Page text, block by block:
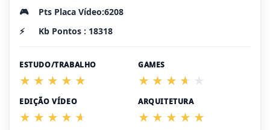
🎮
Pts Placa Vídeo:6208
⚡
Kb Pontos : 18318
ESTUDO/TRABALHO GAMES
EDIÇÃO VÍDEO ARQUITETURA